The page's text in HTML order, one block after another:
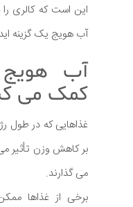
این است که کالری را
آب هویج یک گزینه
آب
کمک می
غذاهایی که در طول
بر کاهش وزن تأثیر
می گذارند.
برخی از غذاها